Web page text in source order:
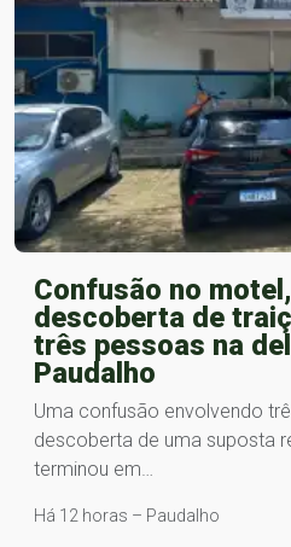
Confusão no
descoberta de
três pessoas na
Paudalho
Uma confusão envolvendo
descoberta de uma suposta
terminou em…
Há 12 horas – Paudalho